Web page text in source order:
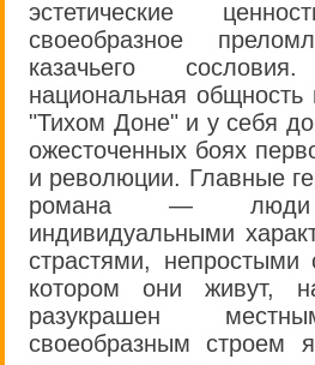
эстетические
своеобразное
казачьего
национальная общность
"Тихом Доне" и у себя
ожесточенных боях
и революции. Главные
романа —
индивидуальными
страстями,
котором они живут,
разукрашен
своеобразным строем